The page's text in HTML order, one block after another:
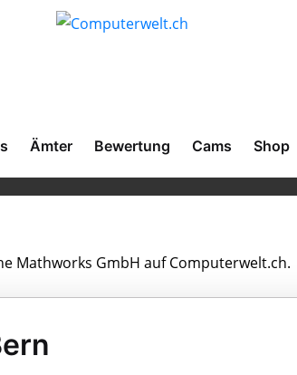
Ämter Bewertung Cams Shop
Mathworks GmbH auf Computerwelt.ch.